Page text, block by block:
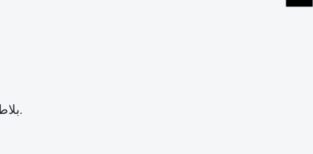
بلاط مصقول بالنانو عالي اللمعان مع مقاومة فائقة للبقع ولمسة نهائية تشبه المرآة، مثالي للأرضيات الداخلية الأنيقة.